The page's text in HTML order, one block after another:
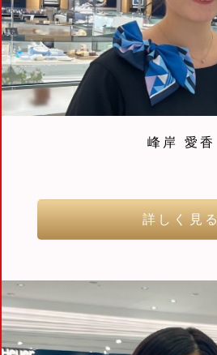
峰岸 愛香
詳しく見る